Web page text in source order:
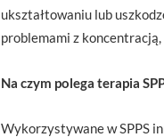
ukształtowaniu lub
problemami z
Na czym polega terapia
Wykorzystywane w SPPS